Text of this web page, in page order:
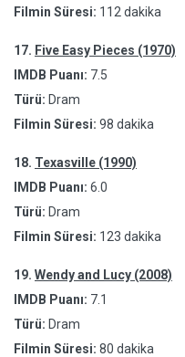
Filmin Süresi: 112 dakika
17. Five Easy Pieces (1970)
IMDB Puanı: 7.5
Türü: Dram
Filmin Süresi: 98 dakika
18. Texasville (1990)
IMDB Puanı: 6.0
Türü: Dram
Filmin Süresi: 123 dakika
19. Wendy and Lucy (2008)
IMDB Puanı: 7.1
Türü: Dram
Filmin Süresi: 80 dakika